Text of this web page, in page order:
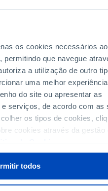
os cookies necessários ao
permitindo que navegue
a utilização de outro
uma melhor
do site ou apresentar as
serviços, de acordo com as
os tipos de cookies,
cookies através da gestão
todos
Entities, PORDATA
NEWSLETTER